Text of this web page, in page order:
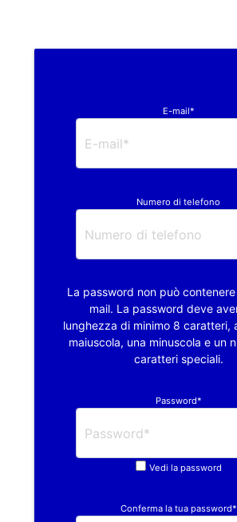
E-mail*
Numero di telefono
La password non può
mail. La password deve
lunghezza di minimo 8 caratteri,
maiuscola, una minuscola e un
caratteri speciali.
Password*
Vedi la password
Conferma la tua password*